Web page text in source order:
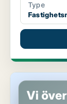
Type
Fastighetsmark i
Vi